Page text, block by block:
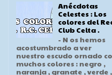
Anécdotas
Celestes : Los
colores del
Club Celta .
- N os hemos
acostumbrado a ver
nuestro escudo ornado
muchos colores : negro ,
naranja , granate , verde ,